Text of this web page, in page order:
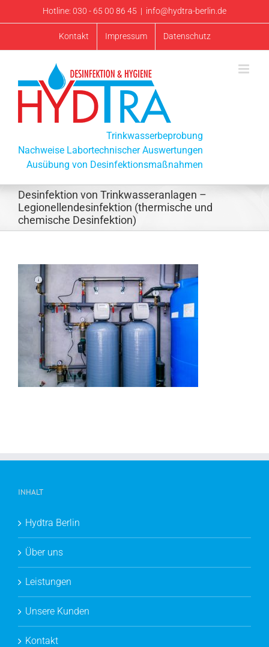
Inhalt
Hotline: 030 - 65 00 86 45 | info@hydtra-berlin.de
Kontakt Impressum Datenschutz
Trinkwasserbeprobung
Nachweise Labortechnischer Auswertungen
Ausübung von Desinfektionsmaßnahmen
Desinfektion von Trinkwasseranlagen –
Legionellendesinfektion (thermische und
chemische Desinfektion)
INHALT
Hydtra Berlin
Über uns
Leistungen
Unsere Kunden
Kontakt